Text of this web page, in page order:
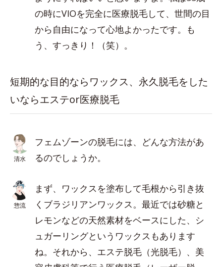
の時にVIOを完全に医療脱毛して、世間の目
から自由になって心地よかったです。も
う、すっきり！（笑）。
短期的な目的ならワックス、永久脱毛をした
いならエステor医療脱毛
清水
フェムゾーンの脱毛には、どんな方法があ
るのでしょうか。
惣流
まず、ワックスを塗布して毛根から引き抜
くブラジリアンワックス。最近では砂糖と
レモンなどの天然素材をベースにした、シ
ュガーリングというワックスもあります
ね。それから、エステ脱毛（光脱毛）、美